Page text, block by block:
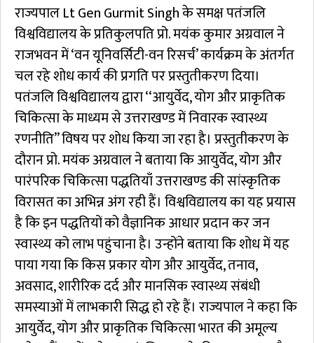
राज्यपाल Lt Gen Gurmit Singh के समक्ष पतंजलि
विश्वविद्यालय के प्रतिकुलपति प्रो. मयंक कुमार अग्रवाल ने
राजभवन में ‘वन यूनिवर्सिटी-वन रिसर्च’ कार्यक्रम के अंतर्गत
चल रहे शोध कार्य की प्रगति पर प्रस्तुतीकरण दिया।
पतंजलि विश्वविद्यालय द्वारा ‘‘आयुर्वेद, योग और प्राकृतिक
चिकित्सा के माध्यम से उत्तराखण्ड में निवारक स्वास्थ्य
रणनीति’’ विषय पर शोध किया जा रहा है। प्रस्तुतीकरण के
दौरान प्रो. मयंक अग्रवाल ने बताया कि आयुर्वेद, योग और
पारंपरिक चिकित्सा पद्धतियाँ उत्तराखण्ड की सांस्कृतिक
विरासत का अभिन्न अंग रही हैं। विश्वविद्यालय का यह प्रयास
है कि इन पद्धतियों को वैज्ञानिक आधार प्रदान कर जन
स्वास्थ्य को लाभ पहुंचाना है। उन्होंने बताया कि शोध में यह
पाया गया कि किस प्रकार योग और आयुर्वेद, तनाव,
अवसाद, शारीरिक दर्द और मानसिक स्वास्थ्य संबंधी
समस्याओं में लाभकारी सिद्ध हो रहे हैं। राज्यपाल ने कहा कि
आयुर्वेद, योग और प्राकृतिक चिकित्सा भारत की अमूल्य